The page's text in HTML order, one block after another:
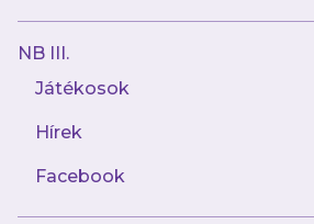
NB III.
Játékosok
Hírek
Facebook